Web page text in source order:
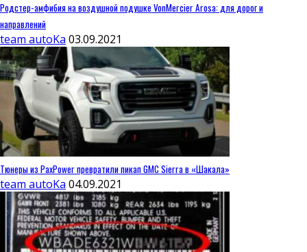
Родстер-амфибия на воздушной подушке VonMercier Arosa: для дорог и
направлений
team autoKa 03.09.2021
Тюнеры из PaxPower превратили пикап GMC Sierra в «Шакала»
team autoKa 04.09.2021